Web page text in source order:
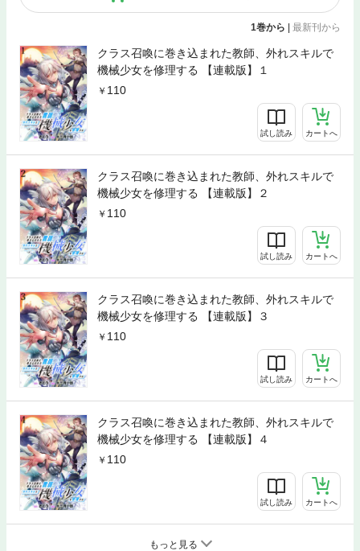
1巻から | 最新刊から
クラス召喚に巻き込まれた教師、外れスキルで
機械少女を修理する 【連載版】１
110
試し読み カートへ
クラス召喚に巻き込まれた教師、外れスキルで
機械少女を修理する 【連載版】２
110
試し読み カートへ
クラス召喚に巻き込まれた教師、外れスキルで
機械少女を修理する 【連載版】３
110
試し読み カートへ
クラス召喚に巻き込まれた教師、外れスキルで
機械少女を修理する 【連載版】４
110
試し読み カートへ
もっと見る